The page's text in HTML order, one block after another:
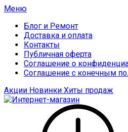
Меню
Блог и Ремонт
Доставка и оплата
Контакты
Публичная оферта
Соглашение о
Соглашение с конечным
Акции Новинки Хиты продаж